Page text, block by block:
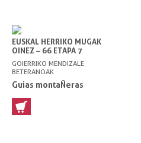
EUSKAL HERRIKO MUGAK
OINEZ – 66 ETAPA 7
HERRIALDEETAKO
PERIMETROTIK
GOIERRIKO MENDIZALE
BETERANOAK
Guias montaÑeras